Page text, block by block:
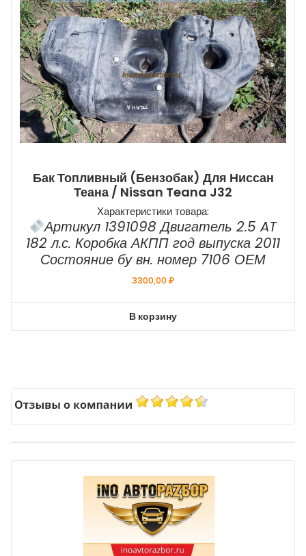
Бак Топливный (бензобак) Для Ниссан
Теана / Nissan Teana J32
Характеристики товара:
Артикул 1391098 Двигатель 2.5 AT
182 л.с. Коробка АКПП год выпуска 2011
Состояние бу вн. номер 7106 ОЕМ
3300,00₽
В корзину